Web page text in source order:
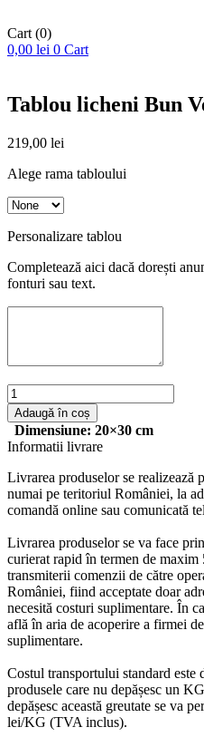
Cart (0)
0,00 lei 0 Cart
Tablou licheni Bun
219,00 lei
Alege rama tabloului
Personalizare tablou
Completează aici dacă dorești
fonturi sau text.
Cantitate
Tablou
licheni
Bun
Venit!
Adaugă în coș
Dimensiune: 20×30 cm
Informatii livrare
Livrarea produselor se
numai pe teritoriul României, la
comandă online sau comunicată
Livrarea produselor se va face
curierat rapid în termen de
transmiterii comenzii de către
României, fiind acceptate doar
necesită costuri suplimentare. În
află în aria de acoperire a firmei
suplimentare.
Costul transportului standard
produsele care nu depășesc un
depășesc această greutate se va
lei/KG (TVA inclus).